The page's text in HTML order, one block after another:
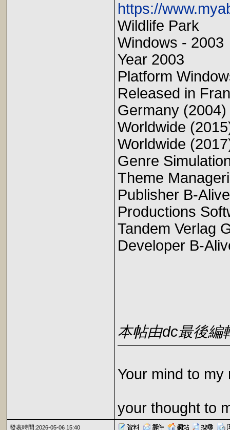
https://
Wildlife Park
Windows - 2003
Year 2003
Platform
Released in
Germany (2004)
Worldwide
Worldwide
Genre
Theme
Publisher B-
Productions
Tandem Verlag
Developer B-
本帖由dc最後編
Your mind to my
your thought to
發表時間:2026-05-06 15:40